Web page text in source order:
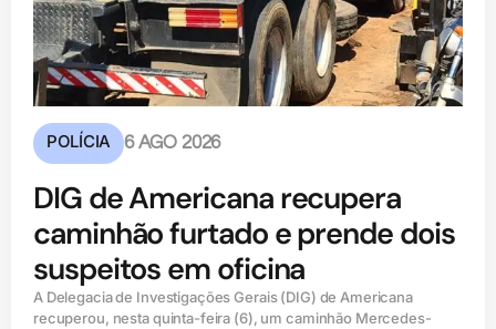
POLÍCIA 6 AGO 2026
DIG de Americana recupera
caminhão furtado e prende dois
suspeitos em oficina
A Delegacia de Investigações Gerais (DIG) de Americana
recuperou, nesta quinta-feira (6), um caminhão Mercedes-